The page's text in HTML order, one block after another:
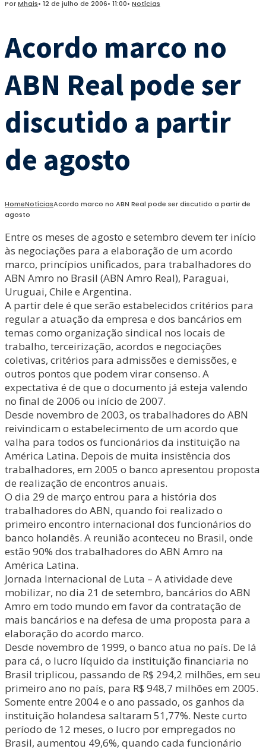
PorMhais• 12 de julho de 2006• 11:00• Notícias
Acordo marco no
ABN Real pode ser
discutido a partir
de agosto
HomeNotíciasAcordo marco no ABN Real pode ser discutido a partir de
agosto
Entre os meses de agosto e setembro devem ter início
às negociações para a elaboração de um acordo
marco, princípios unificados, para trabalhadores do
ABN Amro no Brasil (ABN Amro Real), Paraguai,
Uruguai, Chile e Argentina.
A partir dele é que serão estabelecidos critérios para
regular a atuação da empresa e dos bancários em
temas como organização sindical nos locais de
trabalho, terceirização, acordos e negociações
coletivas, critérios para admissões e demissões, e
outros pontos que podem virar consenso. A
expectativa é de que o documento já esteja valendo
no final de 2006 ou início de 2007.
Desde novembro de 2003, os trabalhadores do ABN
reivindicam o estabelecimento de um acordo que
valha para todos os funcionários da instituição na
América Latina. Depois de muita insistência dos
trabalhadores, em 2005 o banco apresentou proposta
de realização de encontros anuais.
O dia 29 de março entrou para a história dos
trabalhadores do ABN, quando foi realizado o
primeiro encontro internacional dos funcionários do
banco holandês. A reunião aconteceu no Brasil, onde
estão 90% dos trabalhadores do ABN Amro na
América Latina.
Jornada Internacional de Luta – A atividade deve
mobilizar, no dia 21 de setembro, bancários do ABN
Amro em todo mundo em favor da contratação de
mais bancários e na defesa de uma proposta para a
elaboração do acordo marco.
Desde novembro de 1999, o banco atua no país. De lá
para cá, o lucro líquido da instituição financiaria no
Brasil triplicou, passando de R$ 294,2 milhões, em seu
primeiro ano no país, para R$ 948,7 milhões em 2005.
Somente entre 2004 e o ano passado, os ganhos da
instituição holandesa saltaram 51,77%. Neste curto
período de 12 meses, o lucro por empregados no
Brasil, aumentou 49,6%, quando cada funcionário